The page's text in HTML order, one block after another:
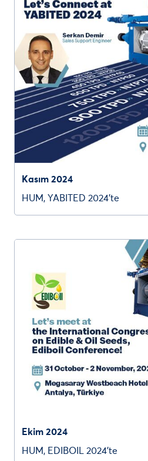
Kasım 2024
HUM, YABITED 2024’te
Ekim 2024
HUM, EDIBOIL 2024’te